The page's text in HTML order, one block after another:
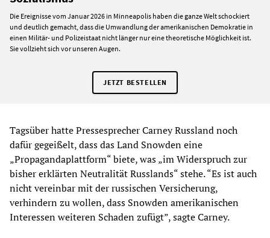
Die Ereignisse vom Januar 2026 in Minneapolis haben die ganze Welt schockiert
und deutlich gemacht, dass die Umwandlung der amerikanischen Demokratie in
einen Militär- und Polizeistaat nicht länger nur eine theoretische Möglichkeit ist.
Sie vollzieht sich vor unseren Augen.
JETZT BESTELLEN
Tagsüber hatte Pressesprecher Carney Russland noch
dafür gegeißelt, dass das Land Snowden eine
„Propagandaplattform“ biete, was „im Widerspruch zur
bisher erklärten Neutralität Russlands“ stehe. “Es ist auch
nicht vereinbar mit der russischen Versicherung,
verhindern zu wollen, dass Snowden amerikanischen
Interessen weiteren Schaden zufügt”, sagte Carney.